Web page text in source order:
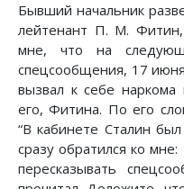
Бывший начальник
лейтенант П. М. Фитин,
мне, что на
спецсообщения, 17
вызвал к себе наркома
его, Фитина. По его
“В кабинете Сталин
сразу обратился ко
пересказывать